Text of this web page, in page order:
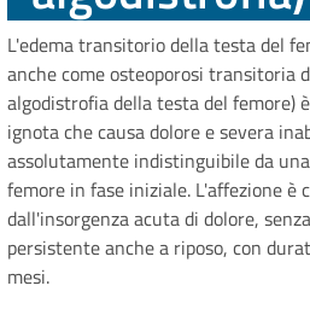
L'edema transitorio della testa del
anche come osteoporosi transitoria
algodistrofia della testa del femore)
ignota che causa dolore e severa
assolutamente indistinguibile da
femore in fase iniziale. L'affezione è
dall'insorgenza acuta di dolore,
persistente anche a riposo, con
mesi.